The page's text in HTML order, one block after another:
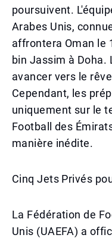
poursuivent.
Arabes Unis,
affrontera Oman le
bin Jassim à Doha.
avancer vers le
Cependant, les
uniquement sur le
Football des
manière inédite.
Cinq Jets Privés
La Fédération de
Unis (UAEFA) a